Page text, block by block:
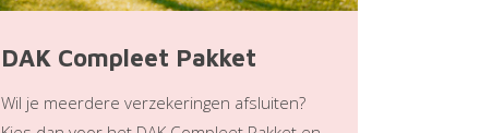
DAK Compleet Pakket
Wil je meerdere verzekeringen afsluiten?